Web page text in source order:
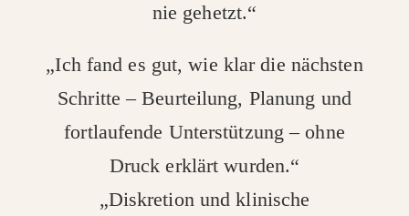
nie gehetzt.“
„Ich fand es gut, wie klar die nächsten
Schritte – Beurteilung, Planung und
fortlaufende Unterstützung – ohne
Druck erklärt wurden.“
„Diskretion und klinische